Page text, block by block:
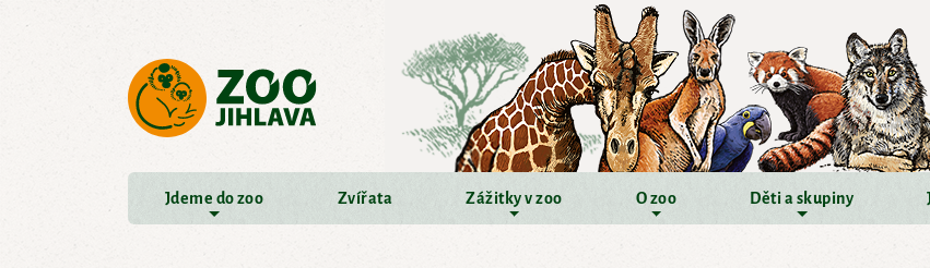
Jdeme do zoo Zvířata Zážitky v zoo O zoo Děti a skupiny